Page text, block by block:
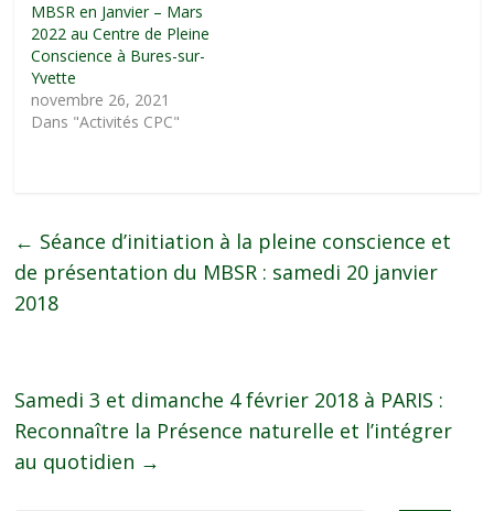
MBSR en Janvier – Mars
2022 au Centre de Pleine
Conscience à Bures-sur-
Yvette
novembre 26, 2021
Dans "Activités CPC"
← Séance d’initiation à la pleine conscience et
de présentation du MBSR : samedi 20 janvier
2018
Samedi 3 et dimanche 4 février 2018 à PARIS :
Reconnaître la Présence naturelle et l’intégrer
au quotidien →